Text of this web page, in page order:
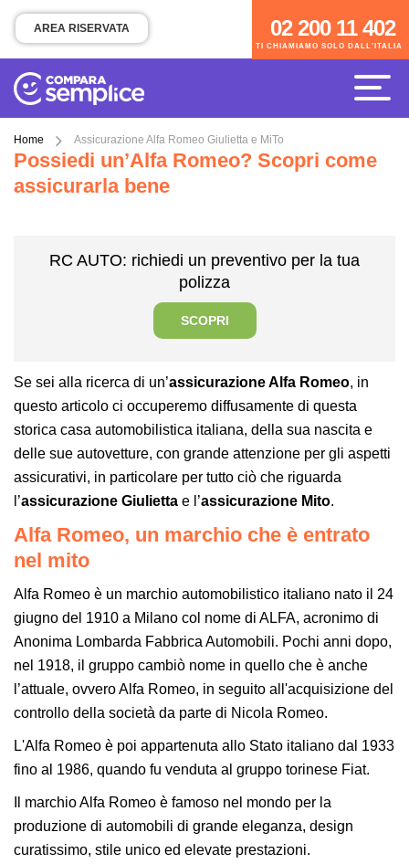
TI CHIAMIAMO SOLO DALL'ITALIA
02 200 11 402
AREA RISERVATA
Home Assicurazione Alfa Romeo Giulietta e MiTo
Possiedi un’Alfa Romeo? Scopri come
assicurarla bene
RC AUTO: richiedi un preventivo per la tua
polizza
SCOPRI
Se sei alla ricerca di un’assicurazione Alfa Romeo, in
questo articolo ci occuperemo diffusamente di questa
storica casa automobilistica italiana, della sua nascita e
delle sue autovetture, con grande attenzione per gli aspetti
assicurativi, in particolare per tutto ciò che riguarda
l’assicurazione Giulietta e l’assicurazione Mito.
Alfa Romeo, un marchio che è entrato
nel mito
Alfa Romeo è un marchio automobilistico italiano nato il 24
giugno del 1910 a Milano col nome di ALFA, acronimo di
Anonima Lombarda Fabbrica Automobili. Pochi anni dopo,
nel 1918, il gruppo cambiò nome in quello che è anche
l’attuale, ovvero Alfa Romeo, in seguito all'acquisizione del
controllo della società da parte di Nicola Romeo.
L'Alfa Romeo è poi appartenuta allo Stato italiano dal 1933
fino al 1986, quando fu venduta al gruppo torinese Fiat.
Il marchio Alfa Romeo è famoso nel mondo per la
produzione di automobili di grande eleganza, design
curatissimo, stile unico ed elevate prestazioni.
02 200 11 402